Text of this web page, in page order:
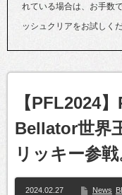
れている場合は、お手数
ッシュクリアをお試しくだ
【PFL2024
Bellator世界
リッキー参
2024.02.27 News